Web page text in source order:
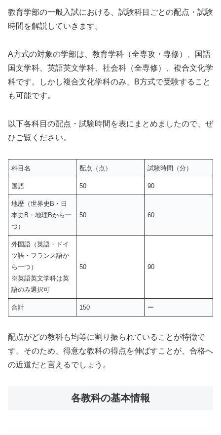
教育学部の一般入試における、試験科目ごとの配点・試験
時間を解説していきます。
A方式の対象の学部は、教育学科（全専攻・専修）、国語
国文学科、英語英文学科、社会科（全専修）、複合文化学
科です。しかし複合文化学科のみ、B方式で受験すること
も可能です。
以下各科目の配点・試験時間を表にまとめましたので、ぜ
ひご覧ください。
科目名 配点（点） 試験時間（分）
国語 50 90
地歴（世界史B・日
本史B・地理Bから一
つ）
50 60
外国語（英語・ドイ
ツ語・フランス語か
ら一つ）
※英語英文学科は英
語のみ選択可
50 90
合計 150 ー
配点がどの教科も均等に割り振られていることが特徴で
す。そのため、得意な教科の得点を伸ばすことが、合格へ
の近道だと言えるでしょう。
各教科の基本情報